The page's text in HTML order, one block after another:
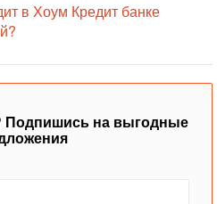
в Хоум Кредит банке
Подпишись на выгодные